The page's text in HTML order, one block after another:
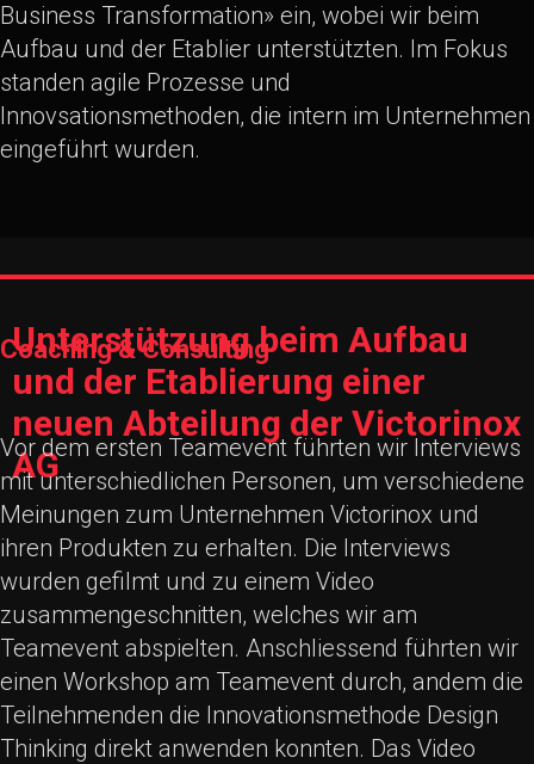
Unterstützung beim Aufbau
und der Etablierung einer
neuen Abteilung der Victorinox
AG
Business Transformation» ein, wobei wir beim
Aufbau und der Etablier unterstützten. Im Fokus
standen agile Prozesse und
Innovsationsmethoden, die intern im Unternehmen
eingeführt wurden.
Coaching & Consulting
Vor dem ersten Teamevent führten wir Interviews
mit unterschiedlichen Personen, um verschiedene
Meinungen zum Unternehmen Victorinox und
ihren Produkten zu erhalten. Die Interviews
wurden gefilmt und zu einem Video
zusammengeschnitten, welches wir am
Teamevent abspielten. Anschliessend führten wir
einen Workshop am Teamevent durch, andem die
Teilnehmenden die Innovationsmethode Design
Thinking direkt anwenden konnten. Das Video